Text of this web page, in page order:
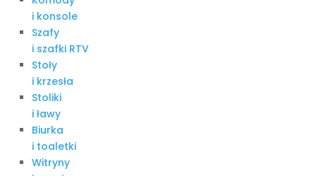
i konsole
Szafy
i szafki RTV
Stoły
i krzesła
Stoliki
i ławy
Biurka
i toaletki
Witryny